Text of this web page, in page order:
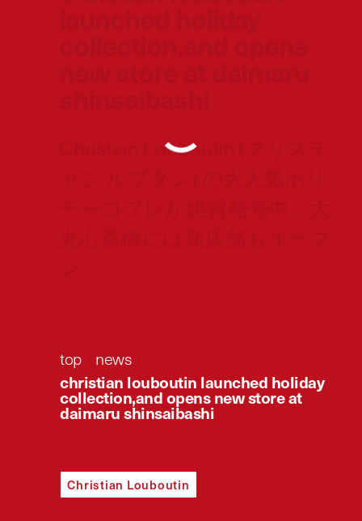
Christian Louboutin (クリスチ
top/ news
christian louboutin launched holiday
collection,and opens new store at
daimaru shinsaibashi
Christian Louboutin